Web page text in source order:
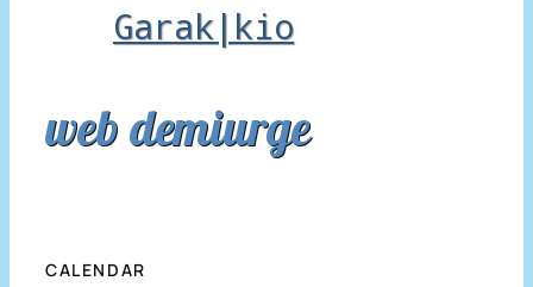
Garak|kio
web demiurge
CALENDAR